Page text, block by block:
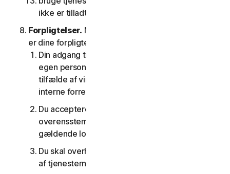
ikke er tilladt i henhold til denne LSA.
Forpligtelser. Med hensyn til brugen af tjenesten
er dine forpligtelser som følger:
Din adgang til forbrugertjenesterne er kun til din
egen personlige brug eller husstandsbrug, eller i
tilfælde af virksomhedstjenester kun til din
interne forretningsbrug;
Du accepterer at bruge tjenesterne i
overensstemmelse med denne LSA og alle
gældende love og regler
Du skal overholde alle tekniske begrænsninger
af tjenesterne og/eller softwaren.